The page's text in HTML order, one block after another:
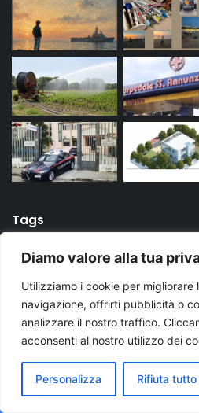
Diamo valore alla tua
Utilizziamo i cookie per migliorare
navigazione, offrirti pubblicità o
analizzare il nostro traffico.
acconsenti al nostro utilizzo dei
Personalizza Rifiuta tutto
Tags
evidenza Foggia Lecce
News Puglia notizie polizia di
Regione Puglia taranto Ultime
Ultimissime Puglia